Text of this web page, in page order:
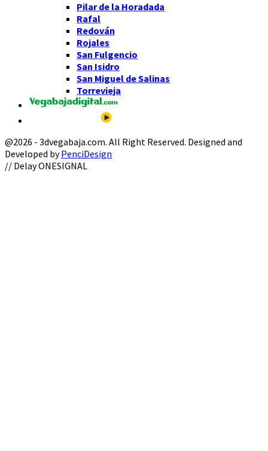
Pilar de la Horadada
Rafal
Redován
Rojales
San Fulgencio
San Isidro
San Miguel de Salinas
Torrevieja
@2026 - 3dvegabaja.com. All Right Reserved. Designed and
Developed byPenciDesign
Facebook
Twitter
Instagram
Youtube
Email
// Delay ONESIGNAL